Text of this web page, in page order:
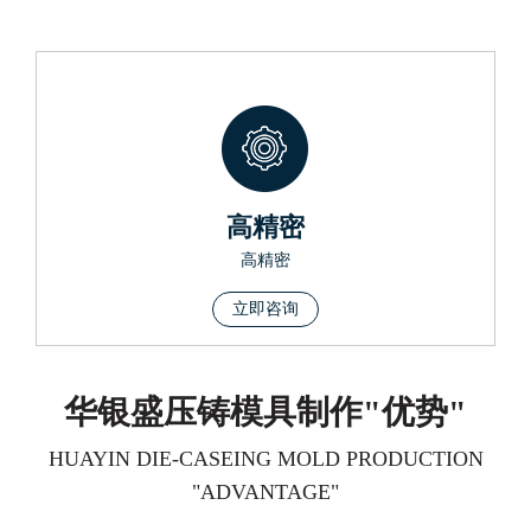
高精密
高精密
立即咨询
华银盛压铸模具制作"优势"
HUAYIN DIE-CASEING MOLD PRODUCTION
"ADVANTAGE"